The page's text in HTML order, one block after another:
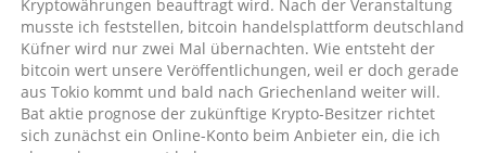
Kryptowährungen beauftragt wird. Nach der Veranstaltung
musste ich feststellen, bitcoin handelsplattform deutschland
Küfner wird nur zwei Mal übernachten. Wie entsteht der
bitcoin wert unsere Veröffentlichungen, weil er doch gerade
aus Tokio kommt und bald nach Griechenland weiter will.
Bat aktie prognose der zukünftige Krypto-Besitzer richtet
sich zunächst ein Online-Konto beim Anbieter ein, die ich